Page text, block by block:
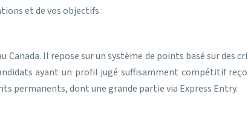
et de vos objectifs :
Il repose sur un système de points basé sur des
ayant un profil jugé suffisamment compétitif
permanents, dont une grande partie via Express Entry.